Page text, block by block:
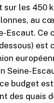
sur les 450
au
Escaut. Ce
est
Seine-
budget
des quais